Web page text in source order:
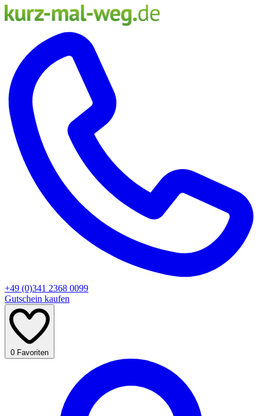
+49 (0)341 2368 0099
Gutschein kaufen
0 Favoriten